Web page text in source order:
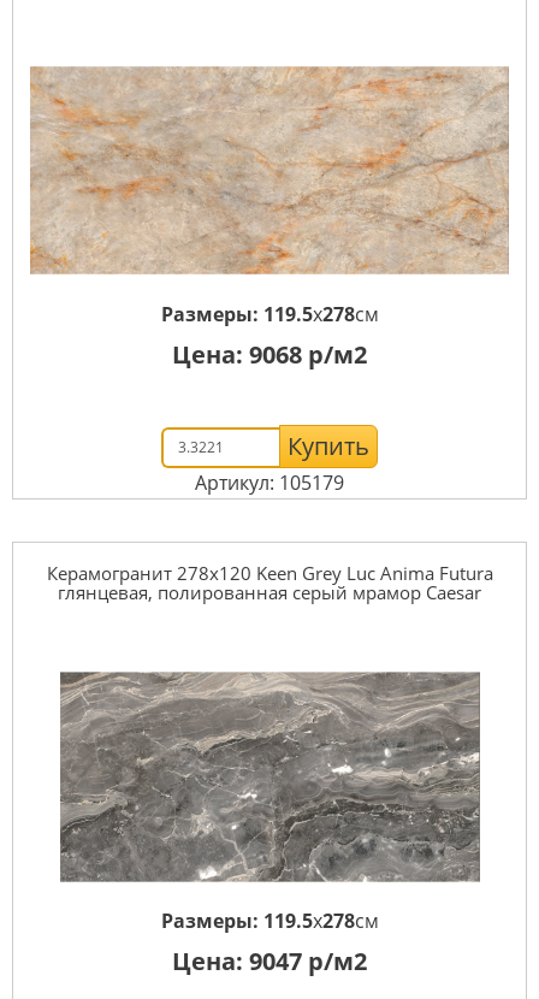
Размеры: 119.5x278см
Цена: 9068 р/м2
Купить
Артикул: 105179
Керамогранит 278x120 Keen Grey Luc Anima Futura
глянцевая, полированная серый мрамор Caesar
Размеры: 119.5x278см
Цена: 9047 р/м2